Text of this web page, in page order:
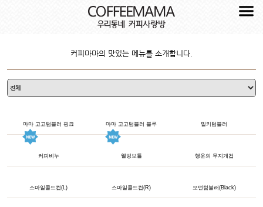
커피마마의 맛있는 메뉴를 소개합니다.
마마 고고텀블러 핑크 마마 고고텀블러 블루 밀키텀블러
커피비누 웰빙보틀 행운의 무지개컵
스마일콜드컵(L) 스마일콜드컵(R) 모던텀블러(Black)